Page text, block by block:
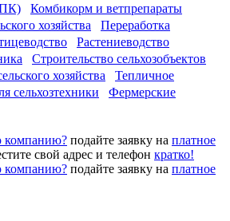
Комбикорм и ветпрепараты
хозяйства
Переработка
Растениеводство
Строительство сельхозобъектов
хозяйства
Тепличное
сельхозтехники
Фермерские
компанию? подайте заявку на платное
свой адрес и телефон кратко!
компанию? подайте заявку на платное